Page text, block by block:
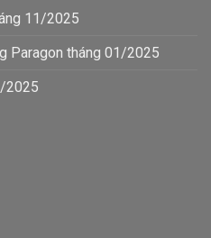
11/2025
Paragon tháng 01/2025
2025